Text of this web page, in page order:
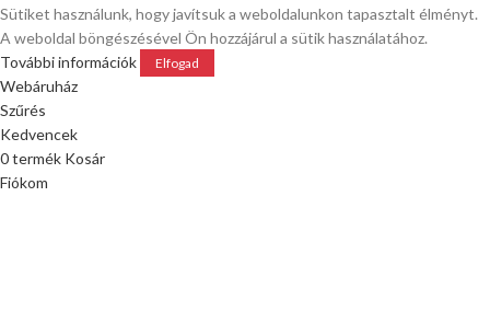
Sütiket használunk, hogy javítsuk a weboldalunkon tapasztalt élményt.
A weboldal böngészésével Ön hozzájárul a sütik használatához.
További információk
Elfogad
Webáruház
Szűrés
Kedvencek
0termék Kosár
Fiókom